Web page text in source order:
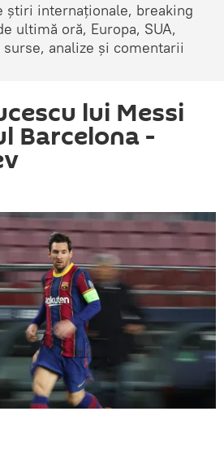
știri internaționale, breaking
ultimă oră, Europa, SUA,
surse, analize și comentarii
lui Messi
Barcelona -